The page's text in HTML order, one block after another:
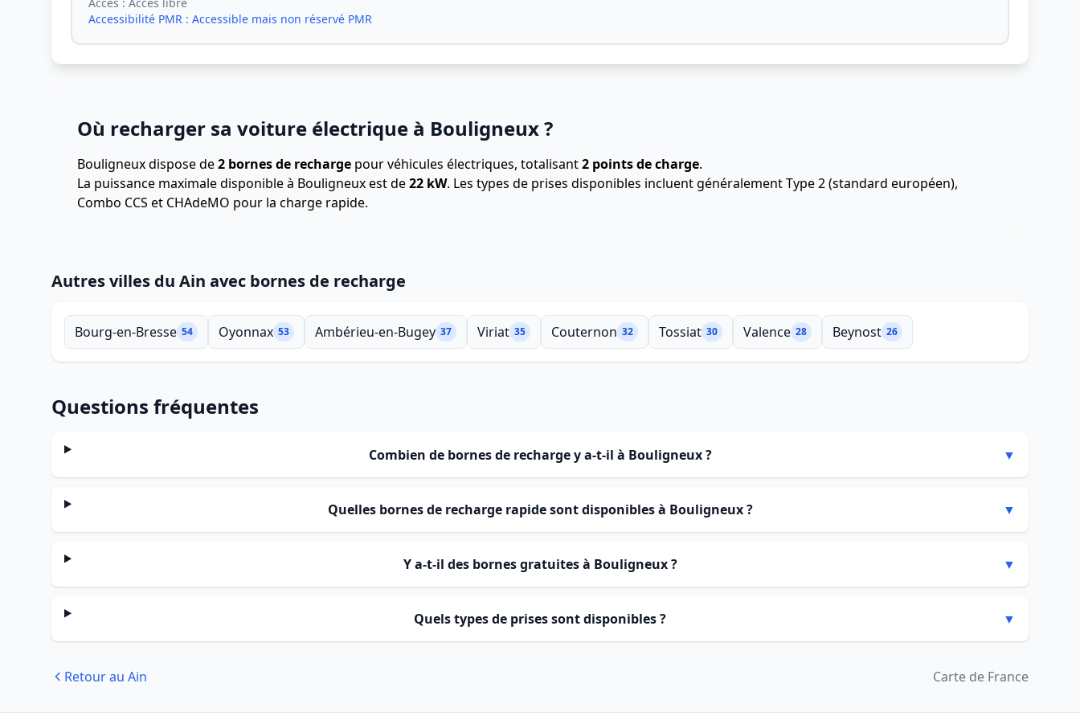
Accessibilité PMR : Accessible mais non réservé PMR
Où recharger sa voiture électrique à Bouligneux ?
Bouligneux dispose de2 bornes de recharge pour véhicules électriques, totalisant2 points de charge.
La puissance maximale disponible à Bouligneux est de22 kW. Les types de prises disponibles incluent généralement Type 2 (standard européen),
Combo CCS et CHAdeMO pour la charge rapide.
Autres villes du Ain avec bornes de recharge
Bourg-en-Bresse 54 Oyonnax 53 Ambérieu-en-Bugey 37 Viriat 35 Couternon 32 Tossiat 30 Valence 28 Beynost 26
Questions fréquentes
Combien de bornes de recharge y a-t-il à Bouligneux ? ▼
Quelles bornes de recharge rapide sont disponibles à Bouligneux ? ▼
Y a-t-il des bornes gratuites à Bouligneux ? ▼
Quels types de prises sont disponibles ? ▼
Retour au Ain Carte de France